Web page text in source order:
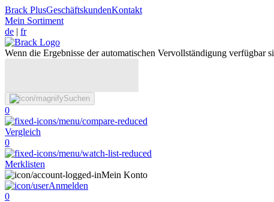
Brack PlusGeschäftskundenKontakt
Mein Sortiment
de | fr
Wenn die Ergebnisse der automatischen Vervollständigung
Suchen
0
Vergleich
0
Merklisten
Mein Konto
Anmelden
0